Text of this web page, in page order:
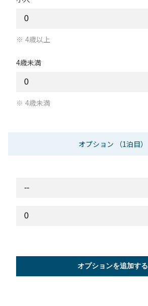
4歳以上
4歳未満
4歳未満
オプション （1泊目）
オプションを追加する